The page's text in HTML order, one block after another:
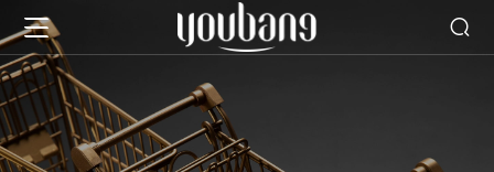

首页
关于又邦